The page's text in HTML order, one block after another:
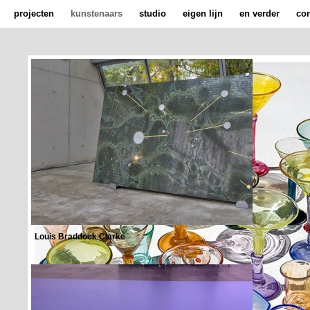
projecten kunstenaars studio eigen lijn en verder
Louis Braddock Clarke